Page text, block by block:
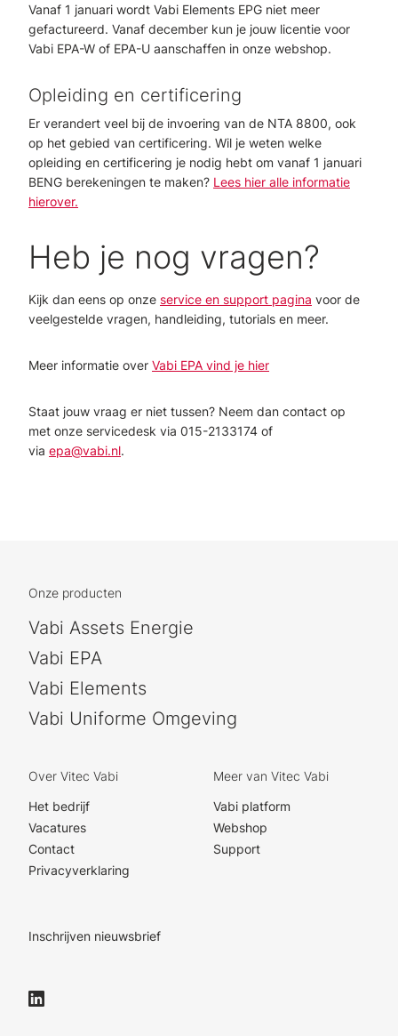
Vanaf 1 januari wordt Vabi Elements EPG niet meer
gefactureerd. Vanaf december kun je jouw licentie voor
Vabi EPA-W of EPA-U aanschaffen in onze webshop.
Opleiding en certificering
Er verandert veel bij de invoering van de NTA 8800, ook
op het gebied van certificering. Wil je weten welke
opleiding en certificering je nodig hebt om vanaf 1 januari
BENG berekeningen te maken? Lees hier alle informatie
hierover.
Heb je nog vragen?
Kijk dan eens op onze service en support pagina voor de
veelgestelde vragen, handleiding, tutorials en meer.
Meer informatie over Vabi EPA vind je hier
Staat jouw vraag er niet tussen? Neem dan contact op
met onze servicedesk via 015-2133174 of
via epa@vabi.nl.
Onze producten
Vabi Assets Energie
Vabi EPA
Vabi Elements
Vabi Uniforme Omgeving
Over Vitec Vabi
Het bedrijf
Vacatures
Contact
Privacyverklaring
Meer van Vitec Vabi
Vabi platform
Webshop
Support
Inschrijven nieuwsbrief